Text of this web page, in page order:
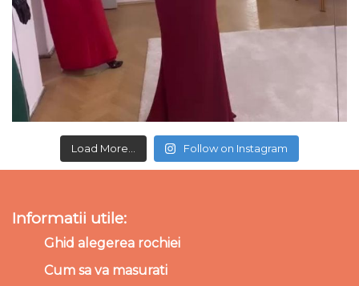
Load More... Follow on Instagram
Informatii utile:
Ghid alegerea rochiei
Cum sa va masurati